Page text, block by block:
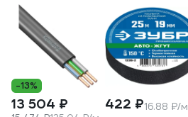
-13%
13 504 ₽ 422 ₽16.88 ₽/м